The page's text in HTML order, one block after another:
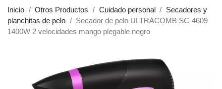
Inicio Otros Productos Cuidado personal
Secadores y
planchitas de pelo
Secador de pelo ULTRACOMB SC-4609
1400W 2 velocidades mango plegable negro